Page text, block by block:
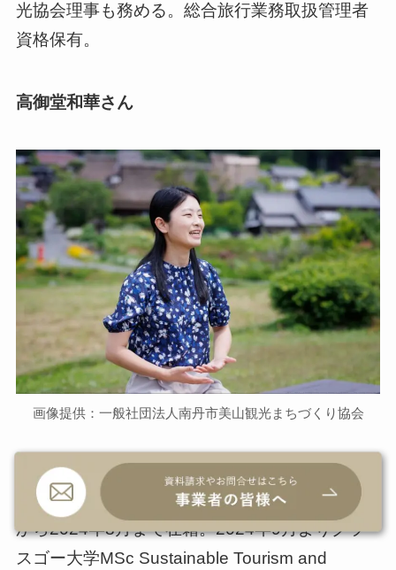
光協会理事も務める。総合旅行業務取扱管理者
資格保有。
高御堂和華さん
画像提供：一般社団法人南丹市美山観光まちづくり協会
美山町出身。大学卒業後、一般社団法人南丹市
美山観光まちづくり協会に就職し、協会設立時
から2024年8月まで在籍。2024年9月よりグラ
スゴー大学MSc Sustainable Tourism and